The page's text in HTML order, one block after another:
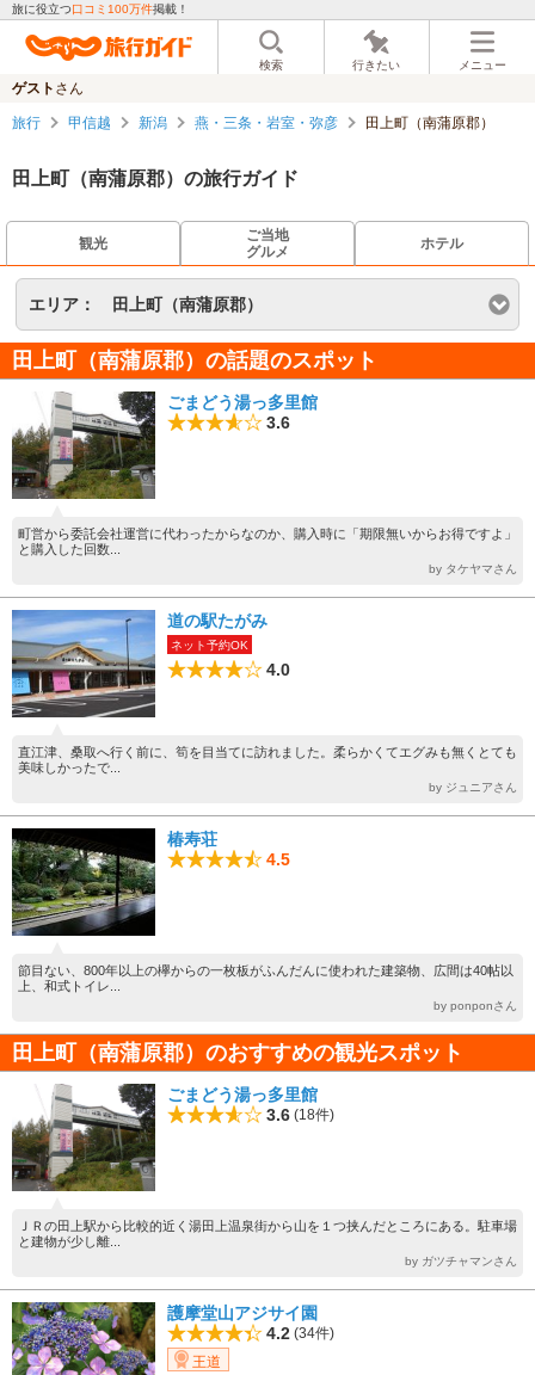
旅に役立つ口コミ100万件掲載！
検索 行きたい メニュー
ゲスト さん
旅行 甲信越 新潟 燕・三条・岩室・弥彦 田上町（南蒲原郡）
田上町（南蒲原郡）の旅行ガイド
観光
ご当地
グルメ
ホテル
エリア： 田上町（南蒲原郡）
田上町（南蒲原郡）の話題のスポット
ごまどう湯っ多里館
3.6
町営から委託会社運営に代わったからなのか、購入時に「期限無いからお得ですよ」
と購入した回数...
by タケヤマさん
道の駅たがみ
ネット予約OK
4.0
直江津、桑取へ行く前に、筍を目当てに訪れました。柔らかくてエグみも無くとても
美味しかったで...
by ジュニアさん
椿寿荘
4.5
節目ない、800年以上の欅からの一枚板がふんだんに使われた建築物、広間は40帖以
上、和式トイレ...
by ponponさん
田上町（南蒲原郡）のおすすめの観光スポット
ごまどう湯っ多里館
3.6 (18件)
ＪＲの田上駅から比較的近く湯田上温泉街から山を１つ挟んだところにある。駐車場
と建物が少し離...
by ガツチャマンさん
護摩堂山アジサイ園
4.2 (34件)
王道